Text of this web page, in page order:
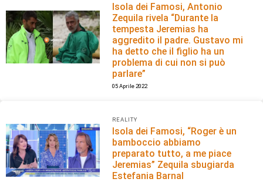
Isola dei Famosi, Antonio
Zequila rivela “Durante la
tempesta Jeremias ha
aggredito il padre. Gustavo mi
ha detto che il figlio ha un
problema di cui non si può
parlare”
05 Aprile 2022
REALITY
Isola dei Famosi, “Roger è un
bamboccio abbiamo
preparato tutto, a me piace
Jeremias” Zequila sbugiarda
Estefania Barnal